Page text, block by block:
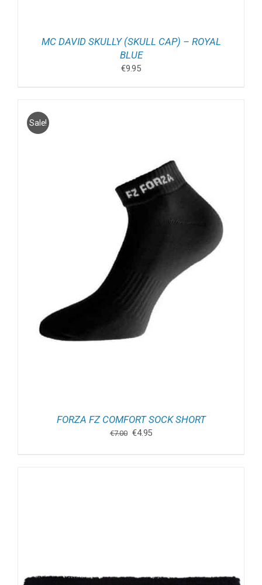
MC DAVID SKULLY (SKULL CAP) – ROYAL
BLUE
€9.95
Sale!
FORZA FZ COMFORT SOCK SHORT
€7.00 Oorspronkelijke
€4.95Huidige